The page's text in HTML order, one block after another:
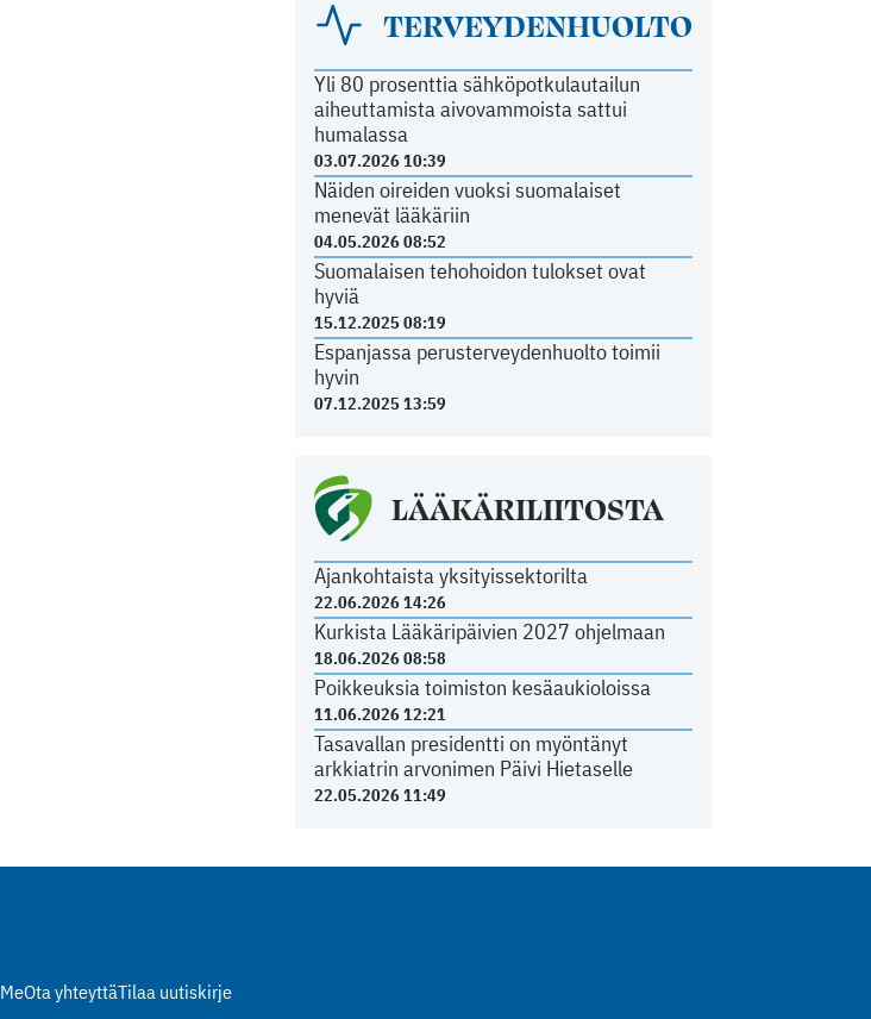
TERVEYDENHUOLTO
Yli 80 prosenttia sähköpotkulautailun
aiheuttamista aivovammoista sattui
humalassa
03.07.2026 10:39
Näiden oireiden vuoksi suomalaiset
menevät lääkäriin
04.05.2026 08:52
Suomalaisen tehohoidon tulokset ovat
hyviä
15.12.2025 08:19
Espanjassa perusterveydenhuolto toimii
hyvin
07.12.2025 13:59
LÄÄKÄRILIITOSTA
Ajankohtaista yksityissektorilta
22.06.2026 14:26
Kurkista Lääkäripäivien 2027 ohjelmaan
18.06.2026 08:58
Poikkeuksia toimiston kesäaukioloissa
11.06.2026 12:21
Tasavallan presidentti on myöntänyt
arkkiatrin arvonimen Päivi Hietaselle
22.05.2026 11:49
MeOta yhteyttäTilaa uutiskirje